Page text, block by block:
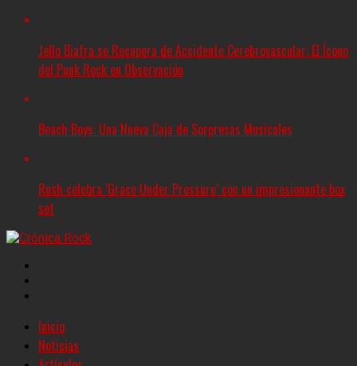
Jello Biafra se Recupera de Accidente Cerebrovascular: El Ícono
del Punk Rock en Observación
Beach Boys: Una Nueva Caja de Sorpresas Musicales
Rush celebra ‘Grace Under Pressure’ con un impresionante box
set
Inicio
Noticias